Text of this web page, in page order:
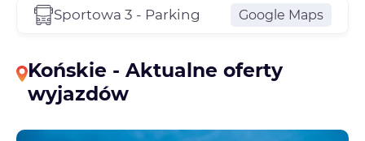
Sportowa 3 - Parking Google Maps
Końskie - Aktualne oferty
wyjazdów